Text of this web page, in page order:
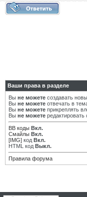
Ваши права в разделе
Вы не можете создавать
Вы не можете отвечать в
Вы не можете прикреплять
Вы не можете
BB коды Вкл.
Смайлы Вкл.
[IMG] код Вкл.
HTML код Выкл.
Правила форума